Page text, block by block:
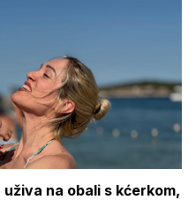
na obali s kćerkom,